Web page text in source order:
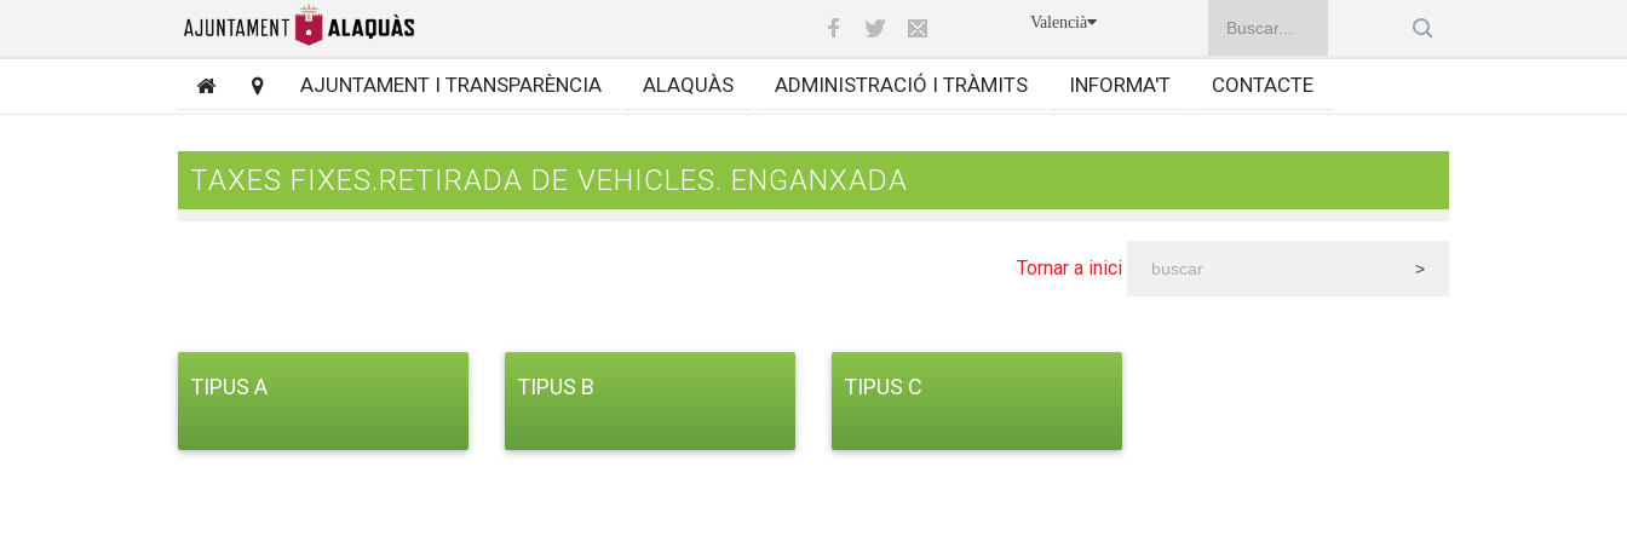
Valencià
AJUNTAMENT I TRANSPARÈNCIA ALAQUÀS ADMINISTRACIÓ I TRÀMITS INFORMA'T CONTACTE
TAXES FIXES.RETIRADA DE VEHICLES. ENGANXADA
Tornar a inici
TIPUS A TIPUS B TIPUS C